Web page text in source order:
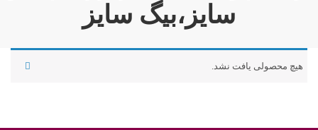
سایز،بیگ سایز
هیچ محصولی یافت نشد.